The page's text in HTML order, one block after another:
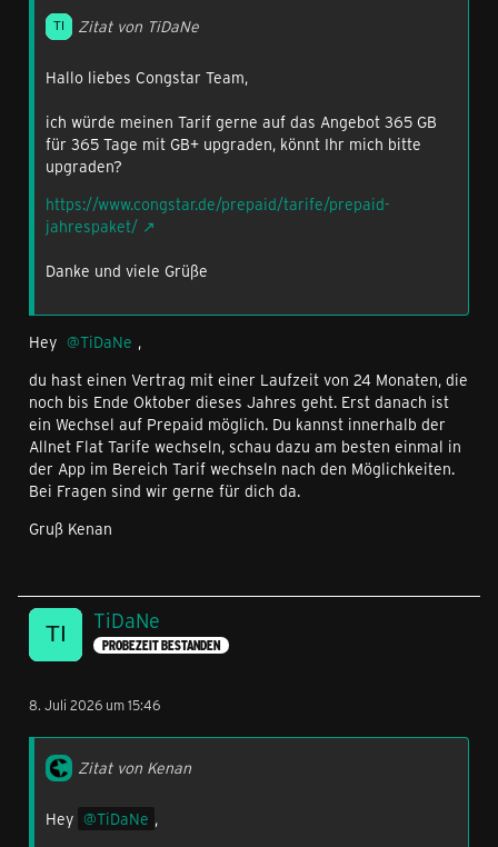
Zitat von TiDaNe
Hallo liebes Congstar Team,
ich würde meinen Tarif gerne auf das Angebot 365 GB
für 365 Tage mit GB+ upgraden, könnt Ihr mich bitte
upgraden?
https://www.congstar.de/prepaid/tarife/prepaid-
jahrespaket/
Danke und viele Grüße
Hey TiDaNe ,
du hast einen Vertrag mit einer Laufzeit von 24 Monaten, die
noch bis Ende Oktober dieses Jahres geht. Erst danach ist
ein Wechsel auf Prepaid möglich. Du kannst innerhalb der
Allnet Flat Tarife wechseln, schau dazu am besten einmal in
der App im Bereich Tarif wechseln nach den Möglichkeiten.
Bei Fragen sind wir gerne für dich da.
Gruß Kenan
TiDaNe
PROBEZEIT BESTANDEN
8. Juli 2026 um 15:46
Zitat von Kenan
Hey TiDaNe ,